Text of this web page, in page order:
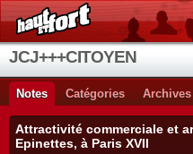
JCJ+++CITOYEN
Notes Catégories Archives
Attractivité commerciale et
Epinettes, à Paris XVII